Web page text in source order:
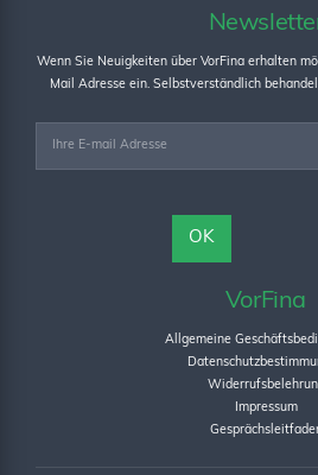
Wenn Sie Neuigkeiten über VorFina erhalten
Mail Adresse ein. Selbstverständlich
VorFina
Allgemeine
Impressum